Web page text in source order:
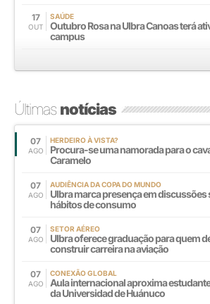
17
OUT
SAÚDE
Outubro Rosa na Ulbra Canoas terá
campus
Últimasnotícias
07
AGO
HERDEIRO À VISTA?
Procura-se uma namorada para o
Caramelo
07
AGO
AUDIÊNCIA DA COPA DO MUNDO
Ulbra marca presença em discussões
hábitos de consumo
07
AGO
SETOR AÉREO
Ulbra oferece graduação para quem
construir carreira na aviação
07
AGO
CONEXÃO GLOBAL
Aula internacional aproxima
da Universidad de Huánuco